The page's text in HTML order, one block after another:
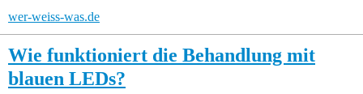
wer-weiss-was.de
Wie funktioniert die Behandlung mit
blauen LEDs?